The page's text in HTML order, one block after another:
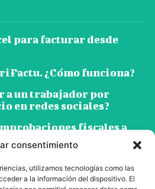
consentimiento
utilizamos tecnologías como las
a la información del dispositivo. El
para facturar desde
¿Cómo funciona?
a un trabajador por
en redes sociales?
fiscales a
en 2025